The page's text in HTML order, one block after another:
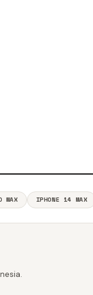
MAX IPHONE 14 MAX